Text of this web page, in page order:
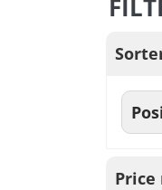
Price